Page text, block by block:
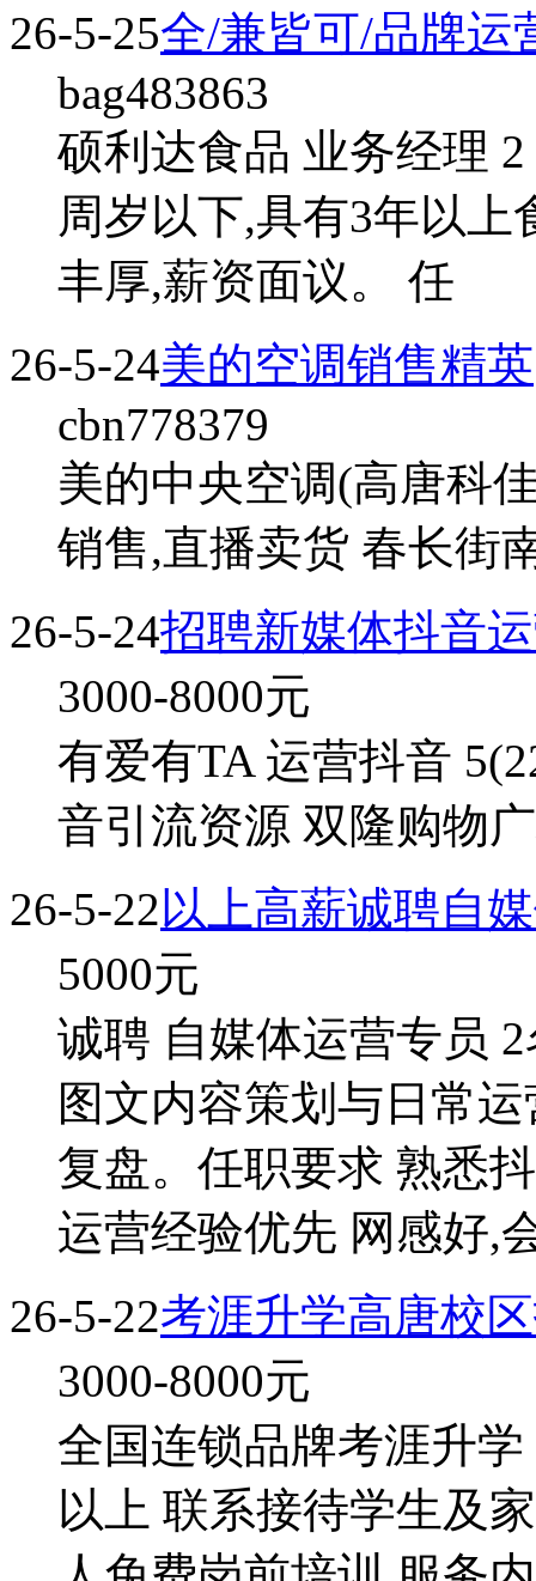
26-5-25全/兼皆可/品牌运
bag483863
硕利达食品 业务经理
周岁以下,具有3年以
丰厚,薪资面议。 任
26-5-24美的空调销售精英
cbn778379
美的中央空调(高唐科
销售,直播卖货 春长街
26-5-24招聘新媒体抖音
3000-8000元
有爱有TA 运营抖音
音引流资源 双隆购物
26-5-22以上高薪诚聘自
5000元
诚聘 自媒体运营专员
图文内容策划与日常
复盘。任职要求 熟悉
运营经验优先 网感好,
26-5-22考涯升学高唐校
3000-8000元
全国连锁品牌考涯升
以上 联系接待学生及